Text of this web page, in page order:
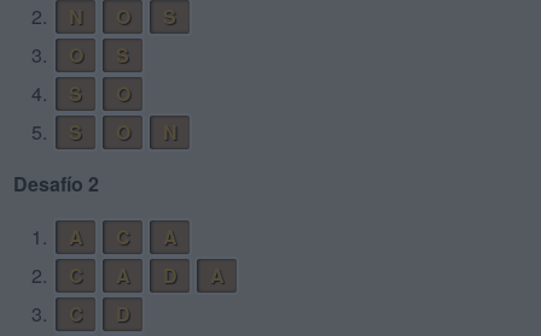
2.
N O
S
3.
O
S
4.
S
O
5.
S O
N
Desafío 2
1.
A C
A
2.
C A D
A
3.
C
D